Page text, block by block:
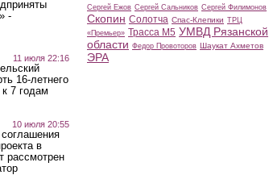
-
11 июля 22:16
16-летнего
к 7 годам
10 июля 20:55
в
рассмотрен
Сергей Ежов Сергей Сальников Сергей Филимонов
Скопин Солотча Спас-Клепики ТРЦ
«Премьер» Трасса М5 УМВД Рязанской
области Федор Провоторов Шаукат Ахметов
ЭРА